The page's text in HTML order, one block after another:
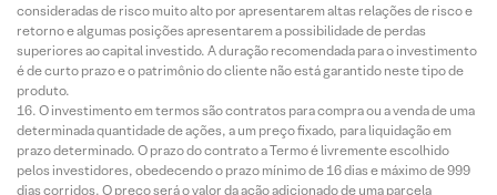
consideradas de risco muito alto por apresentarem altas relações de risco e
retorno e algumas posições apresentarem a possibilidade de perdas
superiores ao capital investido. A duração recomendada para o investimento
é de curto prazo e o patrimônio do cliente não está garantido neste tipo de
produto.
O investimento em termos são contratos para compra ou a venda de uma
determinada quantidade de ações, a um preço fixado, para liquidação em
prazo determinado. O prazo do contrato a Termo é livremente escolhido
pelos investidores, obedecendo o prazo mínimo de 16 dias e máximo de 999
dias corridos. O preço será o valor da ação adicionado de uma parcela